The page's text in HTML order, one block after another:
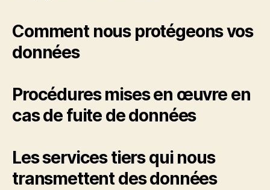
Comment nous protégeons vos
données
Procédures mises en œuvre en
cas de fuite de données
Les services tiers qui nous
transmettent des données